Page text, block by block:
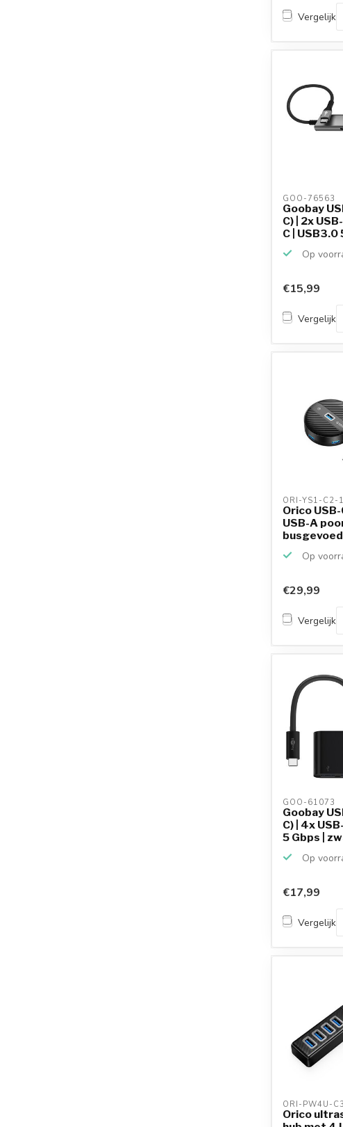
Vergelijk
GOO-76563
Goobay
C) | 2x
C | USB3.0
Op
€15,99
Vergelijk
ORI-YS1-C2-
Orico
USB-A
Op
€29,99
Vergelijk
GOO-61073
Goobay
C) | 4x
5 Gbps |
Op
€17,99
Vergelijk
ORI-PW4U-
Orico